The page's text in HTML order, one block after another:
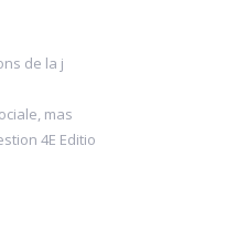
de la j
mas
4E Editio